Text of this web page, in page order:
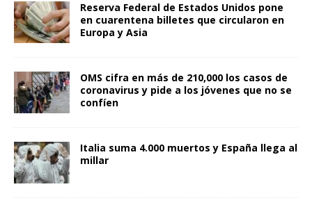
Reserva Federal de Estados Unidos pone
en cuarentena billetes que circularon en
Europa y Asia
OMS cifra en más de 210,000 los casos de
coronavirus y pide a los jóvenes que no se
confíen
Italia suma 4.000 muertos y España llega al
millar